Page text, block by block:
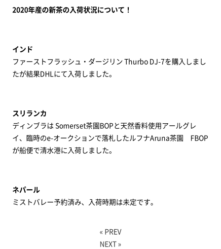
2020年産の新茶の入荷状況について！
インド
ファーストフラッシュ・ダージリン Thurbo DJ-7を購入しまし
たが結果DHLにて入荷しました。
スリランカ
ディンブラは Somerset茶園BOPと天然香料使用アールグレ
イ、臨時のe-オークションで落札したルフナAruna茶園 FBOP
が船便で清水港に入荷しました。
ネパール
ミストバレー予約済み、入荷時期は未定です。
« PREV
NEXT »